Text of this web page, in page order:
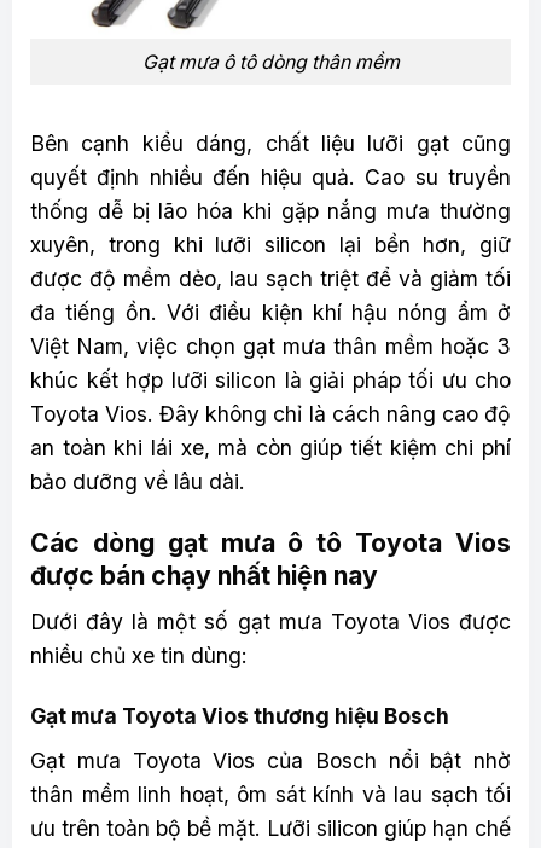
Gạt mưa ô tô dòng thân mềm
Bên cạnh kiểu dáng, chất liệu lưỡi gạt cũng
quyết định nhiều đến hiệu quả. Cao su truyền
thống dễ bị lão hóa khi gặp nắng mưa thường
xuyên, trong khi lưỡi silicon lại bền hơn, giữ
được độ mềm dẻo, lau sạch triệt để và giảm tối
đa tiếng ồn. Với điều kiện khí hậu nóng ẩm ở
Việt Nam, việc chọn gạt mưa thân mềm hoặc 3
khúc kết hợp lưỡi silicon là giải pháp tối ưu cho
Toyota Vios. Đây không chỉ là cách nâng cao độ
an toàn khi lái xe, mà còn giúp tiết kiệm chi phí
bảo dưỡng về lâu dài.
Các dòng gạt mưa ô tô Toyota Vios
được bán chạy nhất hiện nay
Dưới đây là một số gạt mưa Toyota Vios được
nhiều chủ xe tin dùng:
Gạt mưa Toyota Vios thương hiệu Bosch
Gạt mưa Toyota Vios của Bosch nổi bật nhờ
thân mềm linh hoạt, ôm sát kính và lau sạch tối
ưu trên toàn bộ bề mặt. Lưỡi silicon giúp hạn chế